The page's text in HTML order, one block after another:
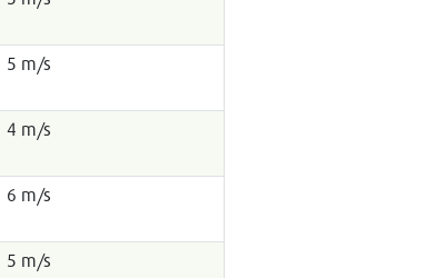
5 m/s
4 m/s
6 m/s
5 m/s